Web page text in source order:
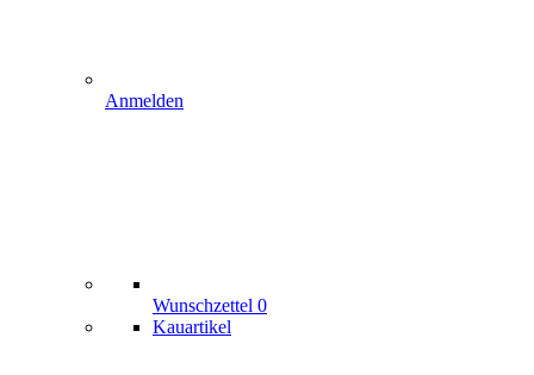
Anmelden
Wunschzettel 0
Kauartikel